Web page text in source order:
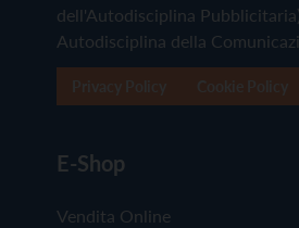
dell'Autodisciplina
Autodisciplina della
E-Shop
Vendita Online